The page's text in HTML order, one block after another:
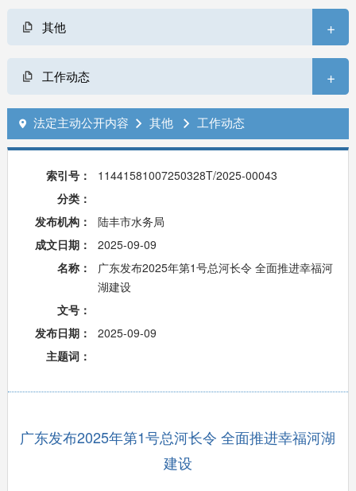
其他 +
工作动态 +
 法定主动公开内容  其他  工作动态
索引号：
11441581007250328T/2025-00043
分类：
发布机构：
陆丰市水务局
成文日期：
2025-09-09
名称：
广东发布2025年第1号总河长令 全面推进幸福河
湖建设
文号：
发布日期：
2025-09-09
主题词：
广东发布2025年第1号总河长令 全面推进幸福河湖
建设